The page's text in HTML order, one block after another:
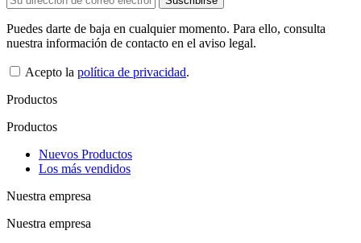
Puedes darte de baja en cualquier momento. Para ello, consulta
nuestra información de contacto en el aviso legal.
Acepto la política de privacidad.
Productos
Productos
Nuevos Productos
Los más vendidos
Nuestra empresa
Nuestra empresa